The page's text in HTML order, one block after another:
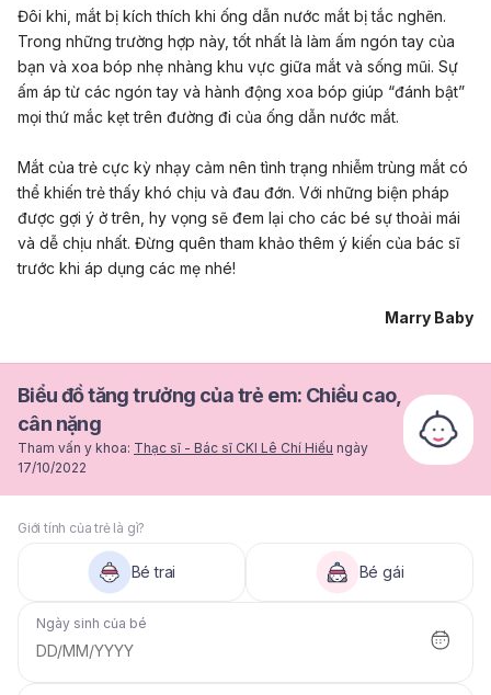
Đôi khi, mắt bị kích thích khi ống dẫn nước mắt bị tắc nghẽn.
Trong những trường hợp này, tốt nhất là làm ấm ngón tay của
bạn và xoa bóp nhẹ nhàng khu vực giữa mắt và sống mũi. Sự
ấm áp từ các ngón tay và hành động xoa bóp giúp “đánh bật”
mọi thứ mắc kẹt trên đường đi của ống dẫn nước mắt.
Mắt của trẻ cực kỳ nhạy cảm nên tình trạng nhiễm trùng mắt có
thể khiến trẻ thấy khó chịu và đau đớn. Với những biện pháp
được gợi ý ở trên, hy vọng sẽ đem lại cho các bé sự thoải mái
và dễ chịu nhất. Đừng quên tham khảo thêm ý kiến của bác sĩ
trước khi áp dụng các mẹ nhé!
Marry Baby
Biểu đồ tăng trưởng của trẻ em: Chiều cao,
cân nặng
Tham vấn y khoa: Thạc sĩ - Bác sĩ CKI Lê Chí Hiếu ngày
17/10/2022
Giới tính của trẻ là gì?
Bé trai Bé gái
Ngày sinh của bé
DD/MM/YYYY